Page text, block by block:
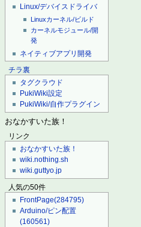
Linux/デバイスドライバ
Linuxカーネル/ビルド
カーネルモジュール/開
発
ネイティブアプリ開発
チラ裏
タグクラウド
PukiWiki設定
PukiWiki/自作プラグイン
おなかすいた族！
リンク
おなかすいた族！
wiki.nothing.sh
wiki.guttyo.jp
人気の50件
FrontPage(284795)
Arduino/ピン配置
(160561)